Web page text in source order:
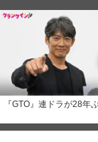
『GTO』連ドラが28年